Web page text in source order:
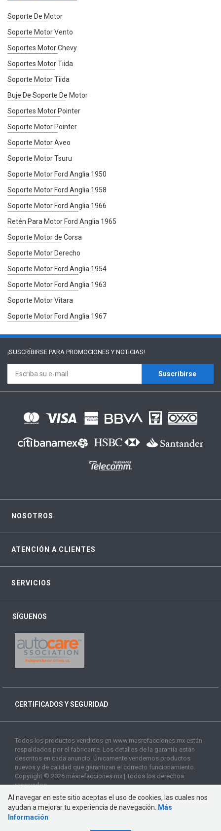
Soporte De Motor
Soporte Motor Vento
Soportes Motor Chevy
Soportes Motor Tiida
Soporte Motor Tiida
Buje De Soporte De Motor
Soportes Motor Pointer
Soporte Motor Pointer
Soporte Motor Aveo
Soporte Motor Tsuru
Soporte Motor Ford Anglia 1950
Soporte Motor Ford Anglia 1958
Soporte Motor Ford Anglia 1966
Retén Para Motor Ford Anglia 1965
Soporte Motor de Corsa
Soporte Motor Derecho
Soporte Motor Ford Anglia 1954
Soporte Motor Ford Anglia 1963
Soporte Motor Vitara
Soporte Motor Ford Anglia 1967
¡SUSCRÍBIRSE PARA PROMOCIONES Y NOTICIAS!
Suscríbirse
NOSOTROS
ATENCIÓN A CLIENTES
SERVICIOS
SÍGUENOS
CERTIFICADOS Y SEGURIDAD
Todos los productos vendidos en www.masrefacciones.mx están
respaldados por el fabricante. Los detalles de la garantía están
descritos en cada anuncio. Únicamente vendemos productos
nuevos y de calidad que garantizan el correcto funcionamiento.
Copyright © 2026 másrefacciones.mx | Todos los derechos
reservados
Al navegar en este sitio aceptas el uso de cookies, las cuales nos
ayudan a mejorar tu experiencia de navegación.
Más
Información